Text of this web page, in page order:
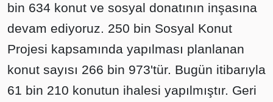
bin 634 konut ve sosyal donatının inşasına
devam ediyoruz. 250 bin Sosyal Konut
Projesi kapsamında yapılması planlanan
konut sayısı 266 bin 973'tür. Bugün itibarıyla
61 bin 210 konutun ihalesi yapılmıştır. Geri